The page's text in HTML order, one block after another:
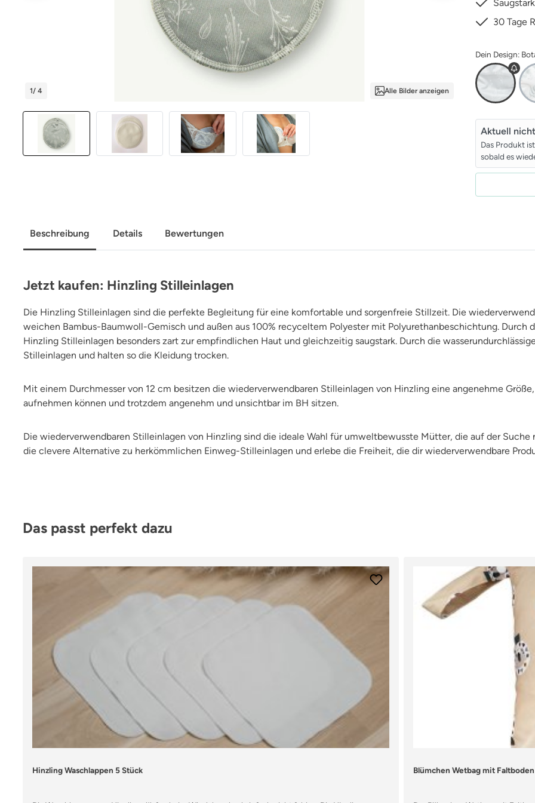
1/ 4 Alle Bilder anzeigen
30 Tage
Dein Design:
Aktuell
Das Produkt
sobald es
Beschreibung Details Bewertungen
Jetzt kaufen: Hinzling Stilleinlagen
Die Hinzling Stilleinlagen sind die perfekte Begleitung für eine komfortable und sorgenfreie Stillzeit. Die
weichen Bambus-Baumwoll-Gemisch und außen aus 100% recyceltem Polyester mit Polyurethanbeschichtung. Durch
Hinzling Stilleinlagen besonders zart zur empfindlichen Haut und gleichzeitig saugstark. Durch die
Stilleinlagen und halten so die Kleidung trocken.
Mit einem Durchmesser von 12 cm besitzen die wiederverwendbaren Stilleinlagen von Hinzling eine angenehme
aufnehmen können und trotzdem angenehm und unsichtbar im BH sitzen.
Die wiederverwendbaren Stilleinlagen von Hinzling sind die ideale Wahl für umweltbewusste Mütter, die auf der
die clevere Alternative zu herkömmlichen Einweg-Stilleinlagen und erlebe die Freiheit, die dir wiederverwendbare
Produktgalerie überspringen
Das passt perfekt dazu
Hinzling Waschlappen 5 Stück Blümchen Wetbag mit Faltboden